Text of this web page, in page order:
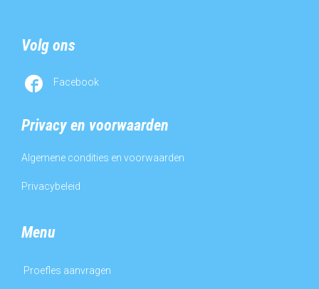
Volg ons
 Facebook
Privacy en voorwaarden
Algemene condities en voorwaarden
Privacybeleid
Menu
Proefles aanvragen